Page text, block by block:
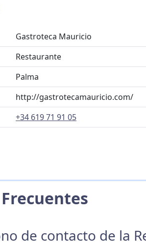
Gastroteca Mauricio
Restaurante
Palma
http://gastrotecamauricio.com/
+34 619 71 91 05
de contacto de la